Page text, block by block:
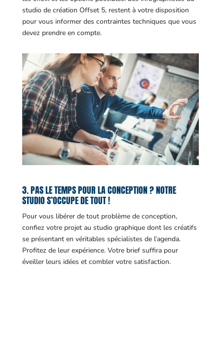
studio de création Offset 5, restent à votre disposition
pour vous informer des contraintes techniques que vous
devez prendre en compte.
3. PAS LE TEMPS POUR LA CONCEPTION ? NOTRE
STUDIO S’OCCUPE DE TOUT !
Pour vous libérer de tout problème de conception,
confiez votre projet au studio graphique dont les créatifs
se présentant en véritables spécialistes de l’agenda.
Profitez de leur expérience. Votre brief suffira pour
éveiller leurs idées et combler votre satisfaction.